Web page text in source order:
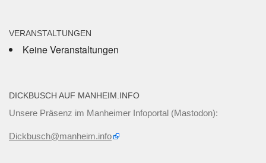
VERANSTALTUNGEN
Keine Veranstaltungen
DICKBUSCH AUF MANHEIM.INFO
Unsere Präsenz im Manheimer Infoportal (Mastodon):
Dickbusch@manheim.info